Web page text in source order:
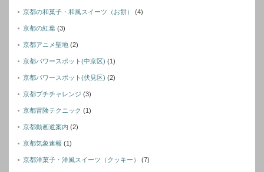
京都の和菓子・和風スイーツ（お餅） (4)
京都の紅葉 (3)
京都アニメ聖地 (2)
京都パワースポット(中京区) (1)
京都パワースポット(伏見区) (2)
京都プチチャレンジ (3)
京都冒険テクニック (1)
京都動画道案内 (2)
京都気象速報 (1)
京都洋菓子・洋風スイーツ（クッキー） (7)